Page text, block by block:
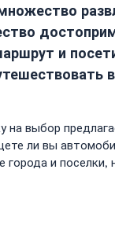
и
на выбор
ли вы
и поселки,